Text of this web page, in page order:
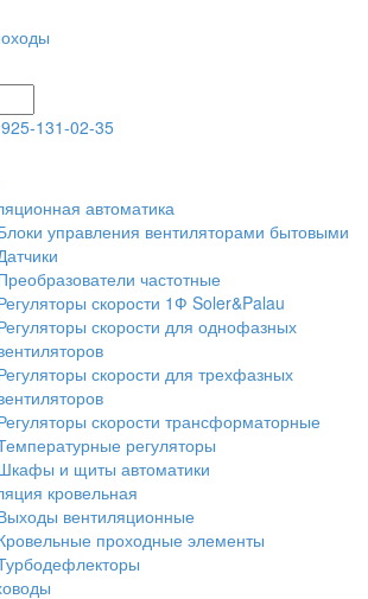
131-02-35
автоматика
управления вентиляторами бытовыми
частотные
скорости 1Ф Soler&Palau
скорости для однофазных
скорости для трехфазных
скорости трансформаторные
регуляторы
и щиты автоматики
кровельная
вентиляционные
проходные элементы